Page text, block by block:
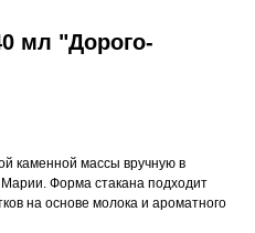
мл "Дорого-
каменной массы вручную в
Марии. Форма стакана подходит
на основе молока и ароматного